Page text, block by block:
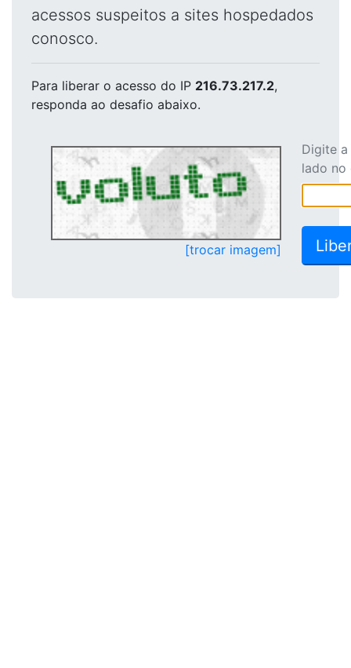
acessos suspeitos a sites hospedados
conosco.
Para liberar o acesso do IP 216.73.217.2,
responda ao desafio abaixo.
[trocar imagem]
Digite
lado no